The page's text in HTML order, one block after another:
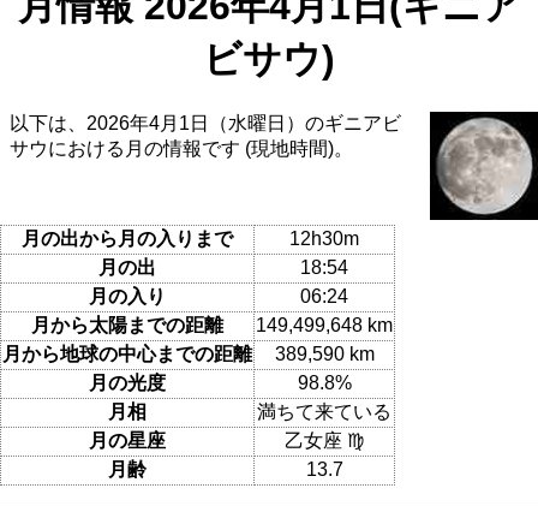
ビサウ)
以下は、2026年4月1日（水曜日）のギニアビ
サウにおける月の情報です (現地時間)。
月の出から月の入りまで
12h30m
月の出
18:54
月の入り
06:24
月から太陽までの距離
149,499,648 km
月から地球の中心までの距離
389,590 km
月の光度
98.8%
月相
満ちて来ている
月の星座
乙女座 ♍
月齢
13.7